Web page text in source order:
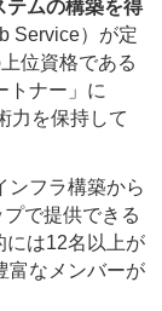
テムの構築を得
Service）が定
位資格である
トナー」に
力を保持して
ンフラ構築から
で提供できる
には12名以上が
富なメンバーが